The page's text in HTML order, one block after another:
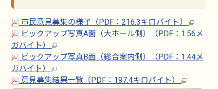
市民意見募集の様子（PDF：216.3キロバイト）
ピックアップ写真A面（大ホール側）（PDF：1.56メ
ガバイト）
ピックアップ写真B面（総合案内側）（PDF：1.44メ
ガバイト）
意見募集結果一覧（PDF：197.4キロバイト）